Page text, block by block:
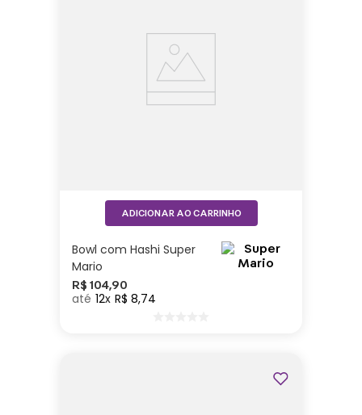
Bowl com Hashi Super
Mario
R$ 104,90
12 R$ 8,74
ADICIONAR AO CARRINHO